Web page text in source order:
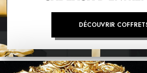
DÉCOUVRIR